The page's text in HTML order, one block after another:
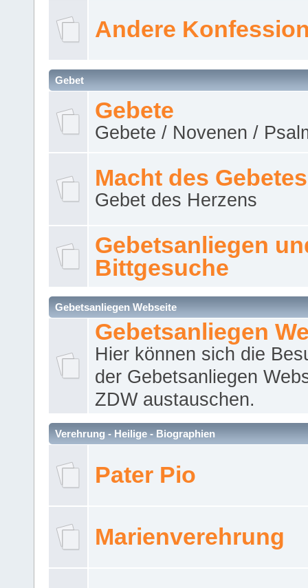
Andere
Gebet
Gebete
Gebete / Novenen /
Macht des Gebetes
Gebet des Herzens
Gebetsanliegen
Bittgesuche
Gebetsanliegen Webseite
Gebetsanliegen
Hier können sich die
der Gebetsanliegen
ZDW austauschen.
Verehrung - Heilige - Biographien
Pater Pio
Marienverehrung